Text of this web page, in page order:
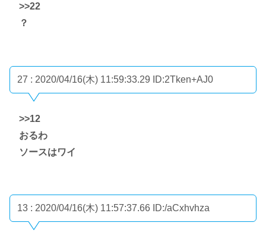
>>22
？
27 : 2020/04/16(木) 11:59:33.29 ID:2Tken+AJ0
>>12
おるわ
ソースはワイ
13 : 2020/04/16(木) 11:57:37.66 ID:/aCxhvhza